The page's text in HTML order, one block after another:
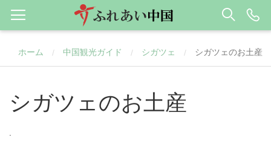
ホーム / 中国観光ガイド / シガツェ / シガツェのお土産
シガツェのお土産